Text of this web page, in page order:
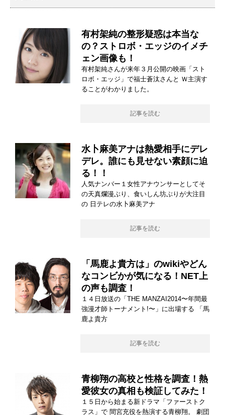
有村架純の整形疑惑は本当な
の？ストロボ・エッジのイメチ
ェン画像も！
有村架純さんが来年３月公開の映画「スト
ロボ・エッジ」で福士蒼汰さんと Ｗ主演す
ることがわかりました。
記事を読む
水卜麻美アナは熱愛相手にデレ
デレ。誰にも見せない素顔に迫
る！！
人気ナンバー１女性アナウンサーとしてそ
の天真爛漫ぶり、食いしん坊ぶりが大注目
の 日テレの水卜麻美アナ
記事を読む
「馬鹿よ貴方は」のwikiやどん
なコンビかが気になる！NET上
の声も調査！
１４日放送の「THE MANZAI2014〜年間最
強漫才師トーナメント!〜」に出場する 「馬
鹿よ貴方
記事を読む
青柳翔の高校と性格を調査！熱
愛彼女の真相も検証してみた！
１５日から始まる新ドラマ「ファーストク
ラス」で 間宮充役を熱演する青柳翔。 劇団